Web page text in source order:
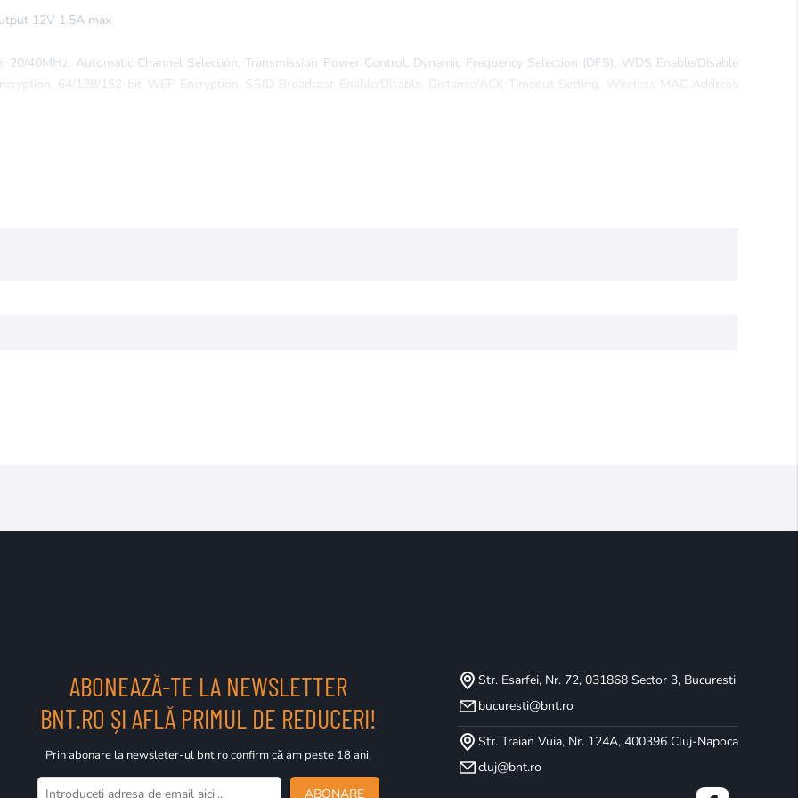
12V 1.5A max
20/40MHz, Automatic Channel Selection, Transmission Power Control, Dynamic Frequency Selection (DFS), WDS Enable/Disable
64/128/152-bit WEP Encryption, SSID Broadcast Enable/Disable, Distance/ACK Timeout Setting, Wireless MAC Address
ABONEAZĂ-TE LA NEWSLETTER
BNT.RO ȘI AFLĂ PRIMUL DE REDUCERI!
Prin abonare la newsleter-ul bnt.ro confirm că am peste 18 ani.
ABONARE
Str. Esarfei, Nr. 72, 031868 Sector 3, Bucuresti
bucuresti@bnt.ro
Str. Traian Vuia, Nr. 124A, 400396 Cluj-Napoca
cluj@bnt.ro